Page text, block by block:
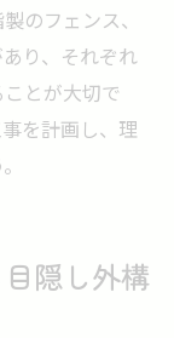
のフェンス、
り、それぞれ
とが大切で
を計画し、理
隠し外構